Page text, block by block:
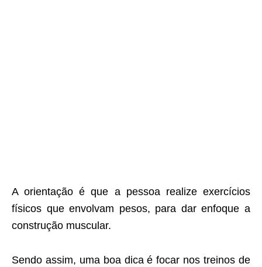
A orientação é que a pessoa realize exercícios
físicos que envolvam pesos, para dar enfoque a
construção muscular.
Sendo assim, uma boa dica é focar nos treinos de